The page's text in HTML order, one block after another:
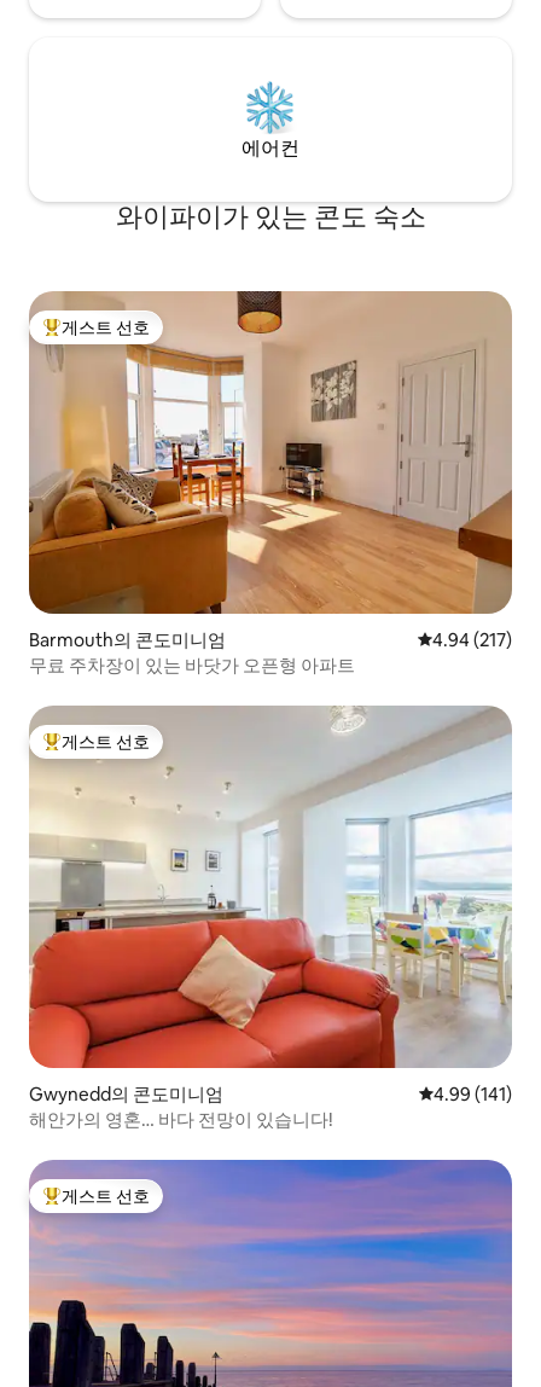
에어컨
와이파이가 있는 콘도 숙소
상위 게스트 선호
게스트 선호
Barmouth의 콘도미니엄 평점 4.94점(5
4.94 (217)
무료 주차장이 있는 바닷가 오픈형 아파트
상위 게스트 선호
게스트 선호
Gwynedd의 콘도미니엄 평점 4.99점(5
4.99 (141)
해안가의 영혼… 바다 전망이 있습니다!
상위 게스트 선호
게스트 선호